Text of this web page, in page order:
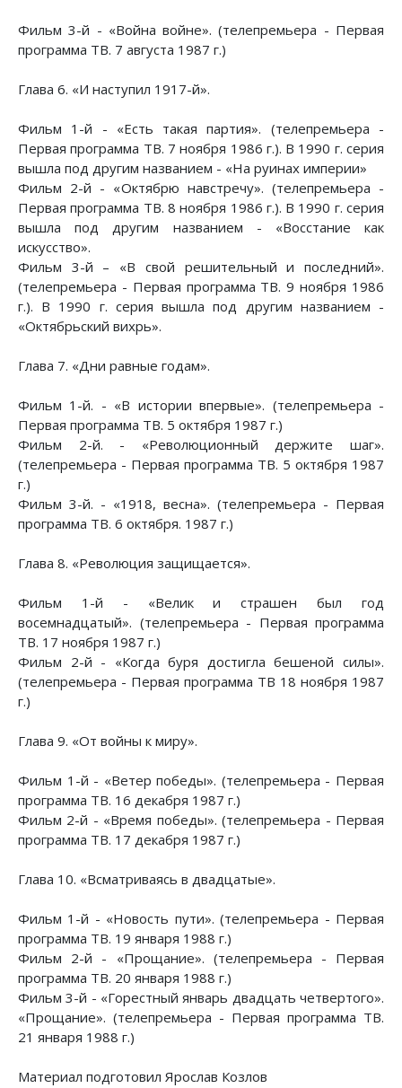
Фильм 3-й - «Война войне». (телепремьера - Первая
программа ТВ. 7 августа 1987 г.)
Глава 6. «И наступил 1917-й».
Фильм 1-й - «Есть такая партия». (телепремьера -
Первая программа ТВ. 7 ноября 1986 г.). В 1990 г. серия
вышла под другим названием - «На руинах империи»
Фильм 2-й - «Октябрю навстречу». (телепремьера -
Первая программа ТВ. 8 ноября 1986 г.). В 1990 г. серия
вышла под другим названием - «Восстание как
искусство».
Фильм 3-й – «В свой решительный и последний».
(телепремьера - Первая программа ТВ. 9 ноября 1986
г.). В 1990 г. серия вышла под другим названием -
«Октябрьский вихрь».
Глава 7. «Дни равные годам».
Фильм 1-й. - «В истории впервые». (телепремьера -
Первая программа ТВ. 5 октября 1987 г.)
Фильм 2-й. - «Революционный держите шаг».
(телепремьера - Первая программа ТВ. 5 октября 1987
г.)
Фильм 3-й. - «1918, весна». (телепремьера - Первая
программа ТВ. 6 октября. 1987 г.)
Глава 8. «Революция защищается».
Фильм 1-й - «Велик и страшен был год
восемнадцатый». (телепремьера - Первая программа
ТВ. 17 ноября 1987 г.)
Фильм 2-й - «Когда буря достигла бешеной силы».
(телепремьера - Первая программа ТВ 18 ноября 1987
г.)
Глава 9. «От войны к миру».
Фильм 1-й - «Ветер победы». (телепремьера - Первая
программа ТВ. 16 декабря 1987 г.)
Фильм 2-й - «Время победы». (телепремьера - Первая
программа ТВ. 17 декабря 1987 г.)
Глава 10. «Всматриваясь в двадцатые».
Фильм 1-й - «Новость пути». (телепремьера - Первая
программа ТВ. 19 января 1988 г.)
Фильм 2-й - «Прощание». (телепремьера - Первая
программа ТВ. 20 января 1988 г.)
Фильм 3-й - «Горестный январь двадцать четвертого».
«Прощание». (телепремьера - Первая программа ТВ.
21 января 1988 г.)
Материал подготовил Ярослав Козлов